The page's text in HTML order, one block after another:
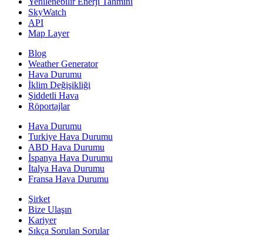
SkyWatch
API
Map Layer
Blog
Weather Generator
Hava Durumu
İklim Değişikliği
Şiddetli Hava
Röportajlar
Hava Durumu
Turkiye Hava Durumu
ABD Hava Durumu
İspanya Hava Durumu
İtalya Hava Durumu
Fransa Hava Durumu
Şirket
Bize Ulaşın
Kariyer
Sıkça Sorulan Sorular